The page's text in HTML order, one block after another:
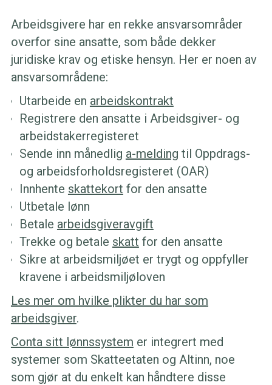
Arbeidsgivere har en rekke ansvarsområder
overfor sine ansatte, som både dekker
juridiske krav og etiske hensyn. Her er noen av
ansvarsområdene:
Utarbeide en arbeidskontrakt
Registrere den ansatte i Arbeidsgiver- og
arbeidstakerregisteret
Sende inn månedlig a-melding til Oppdrags-
og arbeidsforholdsregisteret (OAR)
Innhente skattekort for den ansatte
Utbetale lønn
Betale arbeidsgiveravgift
Trekke og betale skatt for den ansatte
Sikre at arbeidsmiljøet er trygt og oppfyller
kravene i arbeidsmiljøloven
Les mer om hvilke plikter du har som
arbeidsgiver.
Conta sitt lønnssystem er integrert med
systemer som Skatteetaten og Altinn, noe
som gjør at du enkelt kan håndtere disse